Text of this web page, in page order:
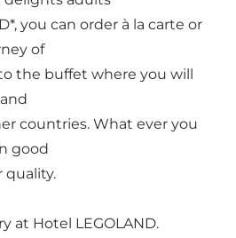
you can order à la carte or
of
the buffet where you will
countries. What ever you
good
quality.
at Hotel LEGOLAND.